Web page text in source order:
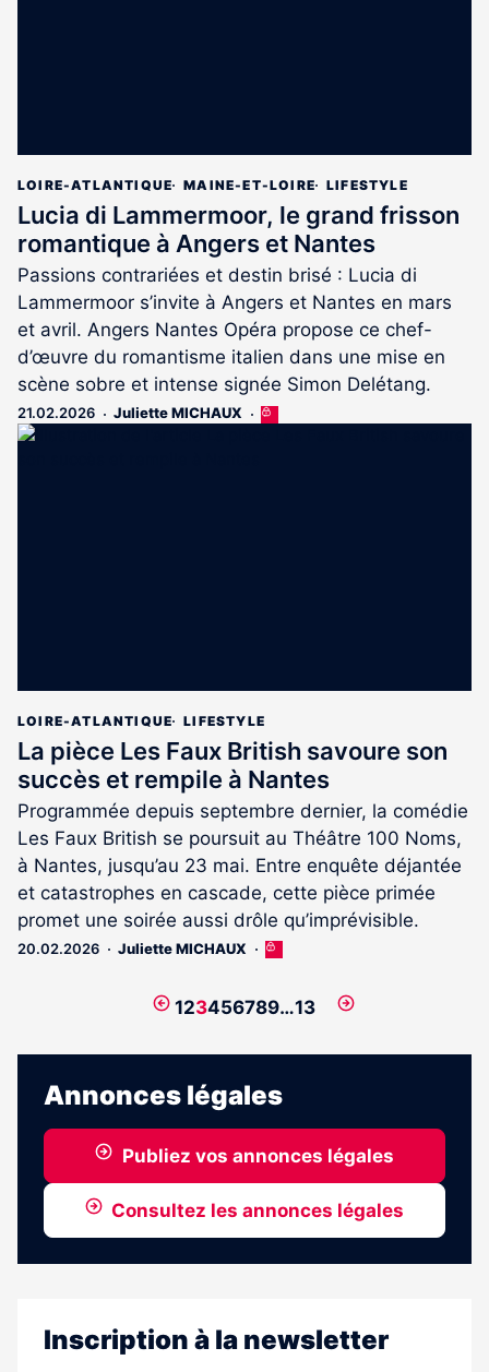
LOIRE-ATLANTIQUE MAINE-ET-LOIRE LIFESTYLE
Lucia di Lammermoor, le grand frisson
romantique à Angers et Nantes
Passions contrariées et destin brisé : Lucia di
Lammermoor s’invite à Angers et Nantes en mars
et avril. Angers Nantes Opéra propose ce chef-
d’œuvre du romantisme italien dans une mise en
scène sobre et intense signée Simon Delétang.
21.02.2026 Juliette MICHAUX
Cet
LOIRE-ATLANTIQUE LIFESTYLE
La pièce Les Faux British savoure son
succès et rempile à Nantes
Programmée depuis septembre dernier, la comédie
Les Faux British se poursuit au Théâtre 100 Noms,
à Nantes, jusqu’au 23 mai. Entre enquête déjantée
et catastrophes en cascade, cette pièce primée
promet une soirée aussi drôle qu’imprévisible.
20.02.2026 Juliette MICHAUX
Cet
réservé
abonnés
Page
123456789…13
Page
Annonces légales
Publiez vos annonces légales
Consultez les annonces légales
Inscription à la newsletter